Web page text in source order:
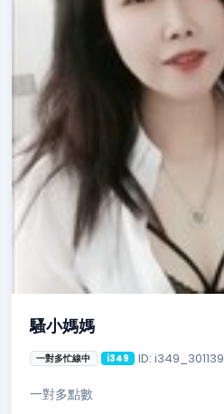
騷小媽媽
一對多忙線中 i349 ID: i349_301139
一對多點數